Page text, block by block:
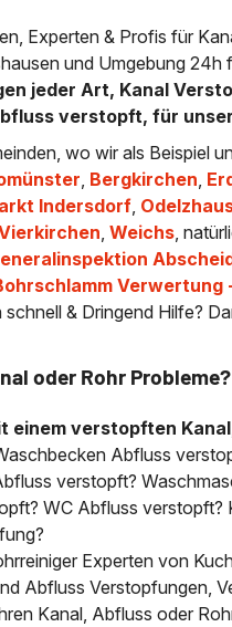
Experten & Profis für
und Umgebung 24h
jeder Art, Kanal
verstopft, für
wo wir als Beispiel
, Bergkirchen,
Indersdorf,
,Weichs,
Verwertung
schnell & Dringend Hilfe?
oder Rohr Probleme?
einem verstopften
Abfluss
verstopft?
WC Abfluss verstopft?
Experten von
Abfluss Verstopfungen,
Kanal, Abfluss oder